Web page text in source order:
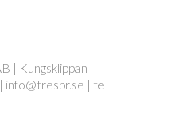
| Kungsklippan
info@trespr.se | tel